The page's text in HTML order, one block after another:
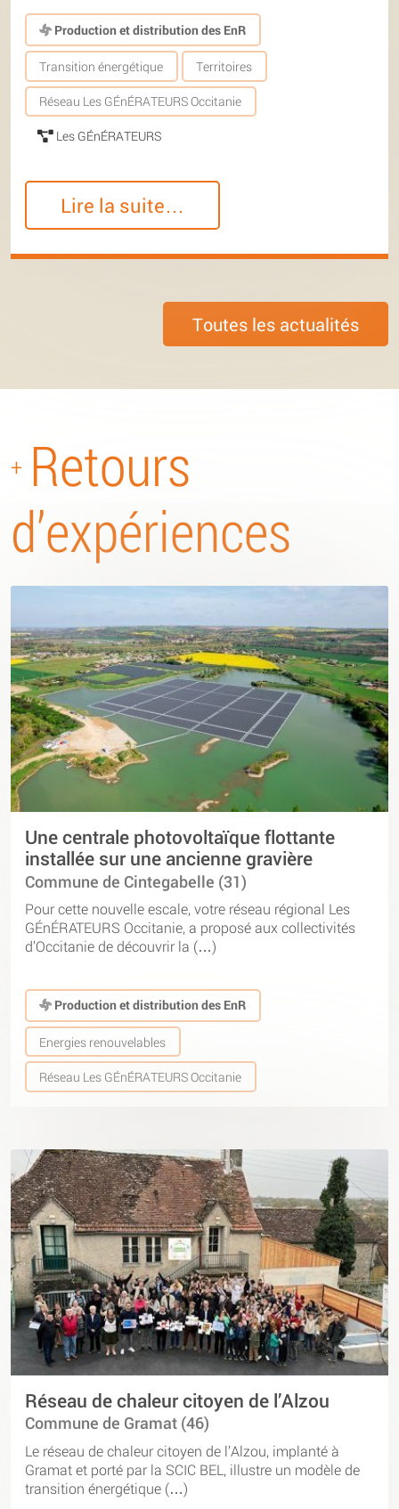
Production et distribution des EnR
Transition énergétique Territoires
Réseau Les GÉnÉRATEURS Occitanie
Les GÉnÉRATEURS
Lire la suite…
Toutes les actualités
+ Retours
d’expériences
Une centrale photovoltaïque flottante
installée sur une ancienne gravière
Commune de Cintegabelle (31)
Pour cette nouvelle escale, votre réseau régional Les
GÉnÉRATEURS Occitanie, a proposé aux collectivités
d’Occitanie de découvrir la (…)
Production et distribution des EnR
Energies renouvelables
Réseau Les GÉnÉRATEURS Occitanie
Réseau de chaleur citoyen de l’Alzou
Commune de Gramat (46)
Le réseau de chaleur citoyen de l’Alzou, implanté à
Gramat et porté par la SCIC BEL, illustre un modèle de
transition énergétique (…)